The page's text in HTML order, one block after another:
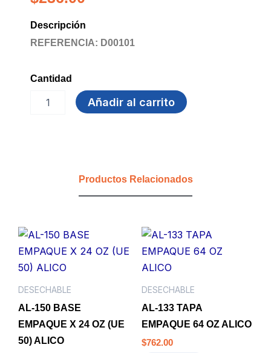
Descripción
REFERENCIA: D00101
Cantidad
Añadir al carrito
Productos Relacionados
DESECHABLE
AL-150 BASE
EMPAQUE X 24 OZ (UE
50) ALICO
DESECHABLE
AL-133 TAPA
EMPAQUE 64 OZ ALICO
$762.00